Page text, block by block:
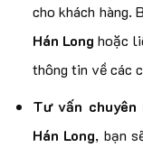
cho khách hàng.
Hán Long hoặc
thông tin về các
Tư vấn chuyên
Hán Long, bạn